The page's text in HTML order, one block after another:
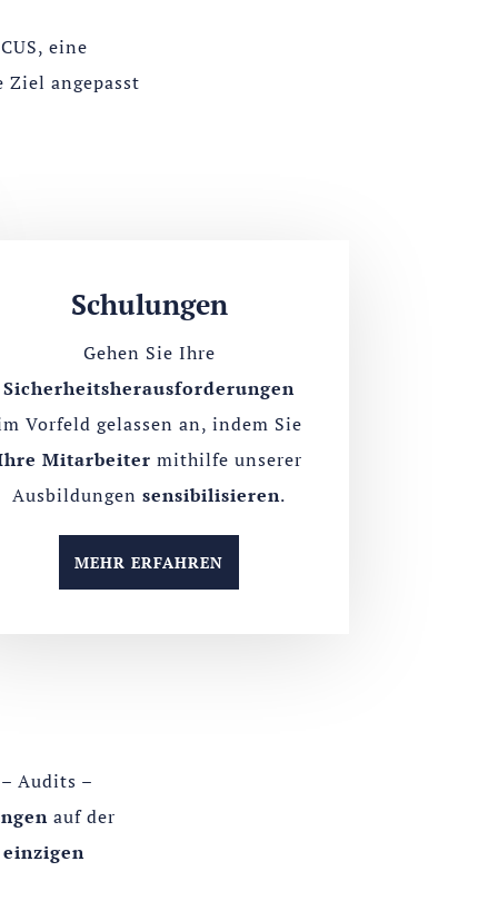
eine
Ziel angepasst
Schulungen
Gehen Sie Ihre
Sicherheitsherausforderungen
Vorfeld gelassen an, indem Sie
Mitarbeiter mithilfe unserer
Ausbildungensensibilisieren.
MEHR ERFAHREN
Audits –
auf der
einzigen